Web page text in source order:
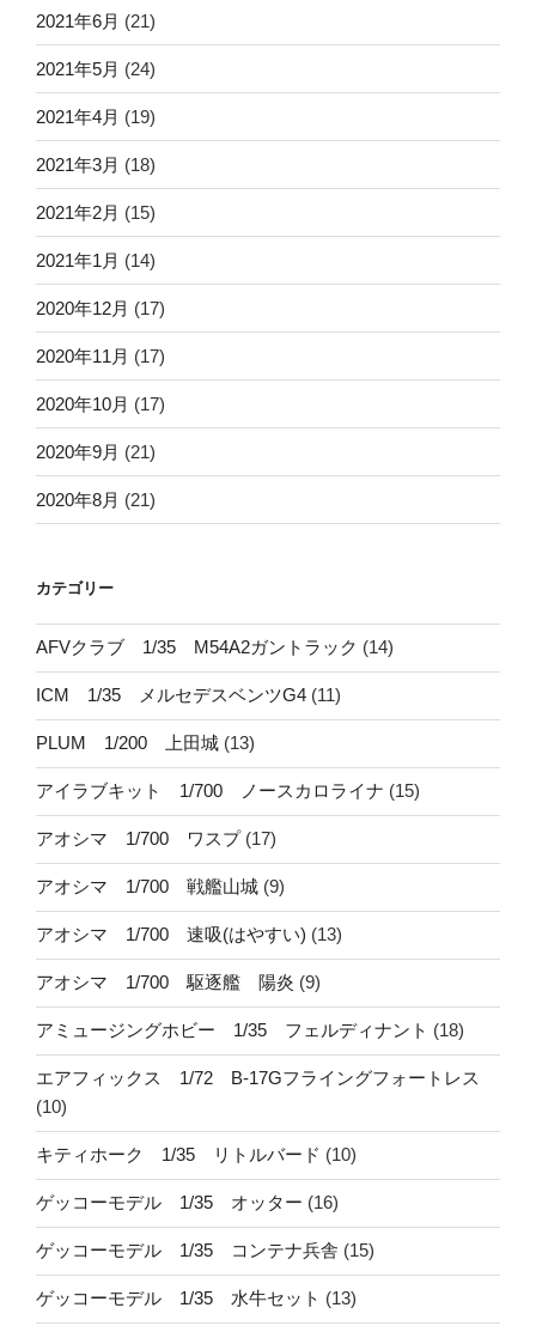
2021年6月 (21)
2021年5月 (24)
2021年4月 (19)
2021年3月 (18)
2021年2月 (15)
2021年1月 (14)
2020年12月 (17)
2020年11月 (17)
2020年10月 (17)
2020年9月 (21)
2020年8月 (21)
カテゴリー
AFVクラブ 1/35 M54A2ガントラック (14)
ICM 1/35 メルセデスベンツG4 (11)
PLUM 1/200 上田城 (13)
アイラブキット 1/700 ノースカロライナ (15)
アオシマ 1/700 ワスプ(17)
アオシマ 1/700 戦艦山城 (9)
アオシマ 1/700 速吸(はやすい) (13)
アオシマ 1/700 駆逐艦 陽炎 (9)
アミュージングホビー 1/35 フェルディナント (18)
エアフィックス 1/72 B-17Gフライングフォートレス
(10)
キティホーク 1/35 リトルバード (10)
ゲッコーモデル 1/35 オッター (16)
ゲッコーモデル 1/35 コンテナ兵舎 (15)
ゲッコーモデル 1/35 水牛セット (13)